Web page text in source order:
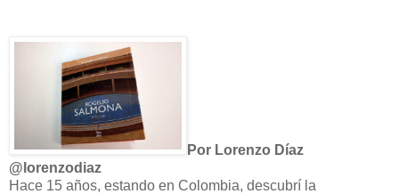
Por Lorenzo Díaz
@lorenzodiaz
Hace 15 años, estando en Colombia, descubrí la